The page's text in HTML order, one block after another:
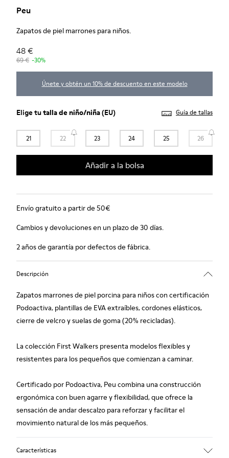
Peu
Zapatos de piel marrones para niños.
48 €
69 € -30%
Únete y obtén un 10% de descuento en este modelo
Elige tutalla de niño/niña(EU) Guía de tallas
21 22 23 24 25 26
Añadir a la bolsa
Envío gratuito a partir de 50€
Cambios y devoluciones en un plazo de 30 días.
2 años de garantía por defectos de fábrica.
Descripción
Zapatos marrones de piel porcina para niños con certificación
Podoactiva, plantillas de EVA extraíbles, cordones elásticos,
cierre de velcro y suelas de goma (20% recicladas).
La colección First Walkers presenta modelos flexibles y
resistentes para los pequeños que comienzan a caminar.
Certificado por Podoactiva, Peu combina una construcción
ergonómica con buen agarre y flexibilidad, que ofrece la
sensación de andar descalzo para reforzar y facilitar el
movimiento natural de los más pequeños.
Características